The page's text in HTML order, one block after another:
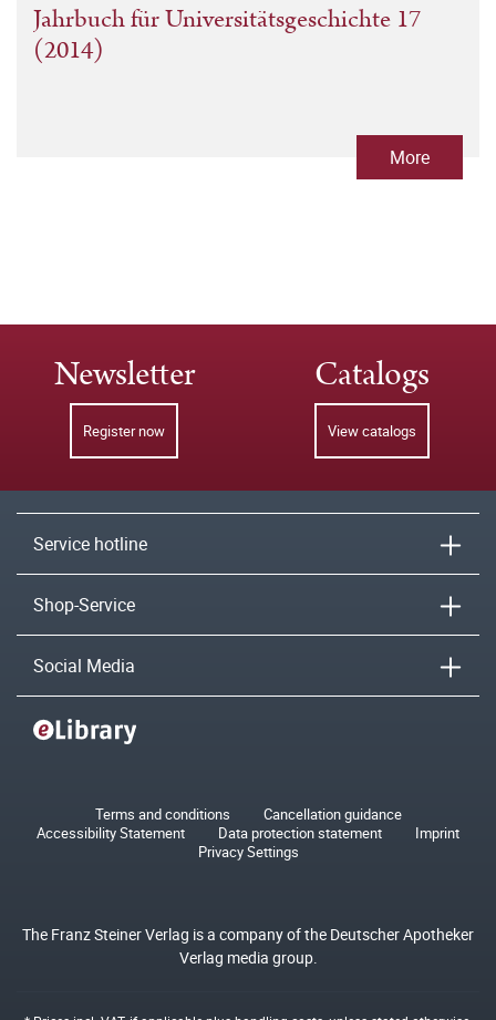
Jahrbuch für Universitätsgeschichte 17
(2014)
More
Newsletter
Register now
Catalogs
View catalogs
Service hotline
Shop-Service
Social Media
Terms and conditions
Cancellation guidance
Accessibility Statement
Data protection statement
Imprint
Privacy Settings
The Franz Steiner Verlag is a company of the Deutscher Apotheker
Verlag media group.